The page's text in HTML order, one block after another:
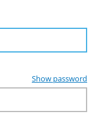
Show password